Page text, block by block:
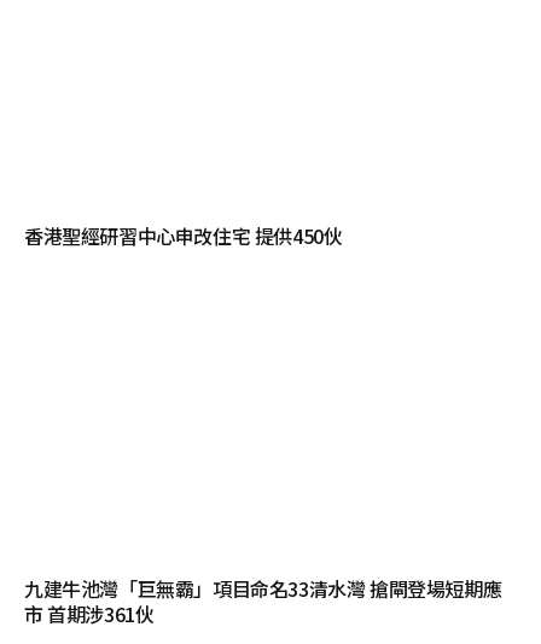
香港聖經研習中心申改住宅 提供450伙
九建牛池灣「巨無霸」項目命名33清水灣 搶閘登場短期應
市 首期涉361伙